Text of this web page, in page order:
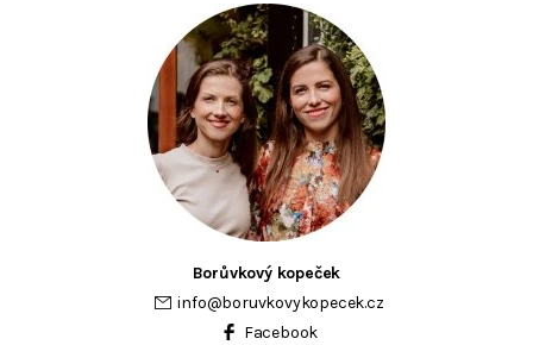
Borůvkový kopeček
info@boruvkovykopecek.cz
Facebook